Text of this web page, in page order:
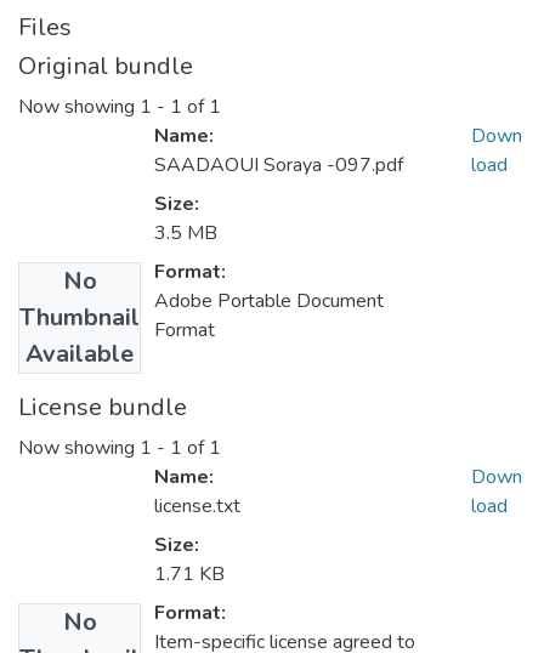
Files
Original bundle
Now showing 1 - 1 of 1
No
Thumbnail
Available
Name:
SAADAOUI Soraya -097.pdf
Size:
3.5 MB
Format:
Adobe Portable Document
Format
Down
load
License bundle
Now showing 1 - 1 of 1
No
Name:
license.txt
Size:
1.71 KB
Format:
Item-specific license agreed to
Down
load